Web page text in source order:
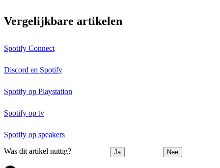
Vergelijkbare artikelen
Spotify Connect
Discord en Spotify
Spotify op Playstation
Spotify op tv
Spotify op speakers
Was dit artikel nuttig? Ja Nee